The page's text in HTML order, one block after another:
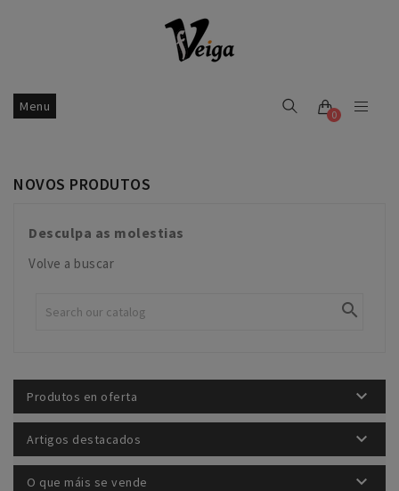
Menu
0
NOVOS PRODUTOS
Desculpa as molestias
Volve a buscar

Produtos en oferta 
Artigos destacados 
O que máis se vende 